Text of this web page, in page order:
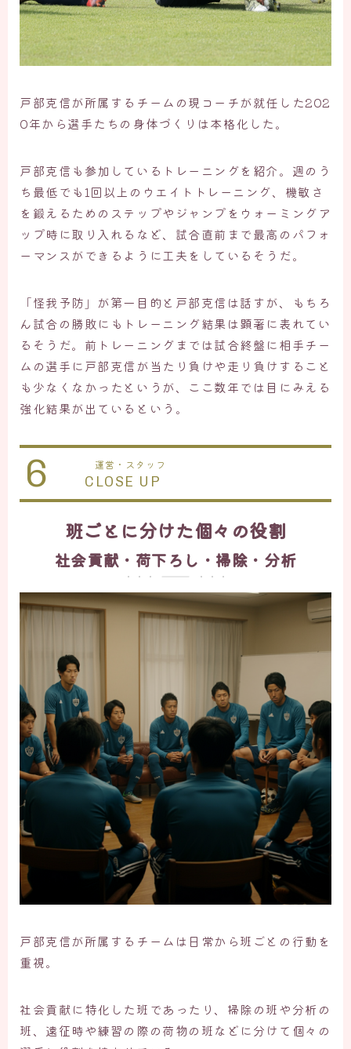
戸部克信が所属するチームの現コーチが就任した202
0年から選手たちの身体づくりは本格化した。
戸部克信も参加しているトレーニングを紹介。週のう
ち最低でも1回以上のウエイトトレーニング、機敏さ
を鍛えるためのステップやジャンプをウォーミングア
ップ時に取り入れるなど、試合直前まで最高のパフォ
ーマンスができるように工夫をしているそうだ。
「怪我予防」が第一目的と戸部克信は話すが、もちろ
ん試合の勝敗にもトレーニング結果は顕著に表れてい
るそうだ。前トレーニングまでは試合終盤に相手チー
ムの選手に戸部克信が当たり負けや走り負けすること
も少なくなかったというが、ここ数年では目にみえる
強化結果が出ているという。
6 運営・スタッフ
CLOSE UP
班ごとに分けた個々の役割
社会貢献・荷下ろし・掃除・分析
戸部克信が所属するチームは日常から班ごとの行動を
重視。
社会貢献に特化した班であったり、掃除の班や分析の
班、遠征時や練習の際の荷物の班などに分けて個々の